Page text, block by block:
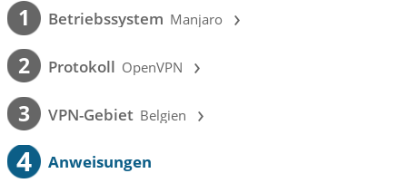
1 Betriebssystem Manjaro ›
2 Protokoll OpenVPN ›
3 VPN-Gebiet Belgien ›
4 Anweisungen